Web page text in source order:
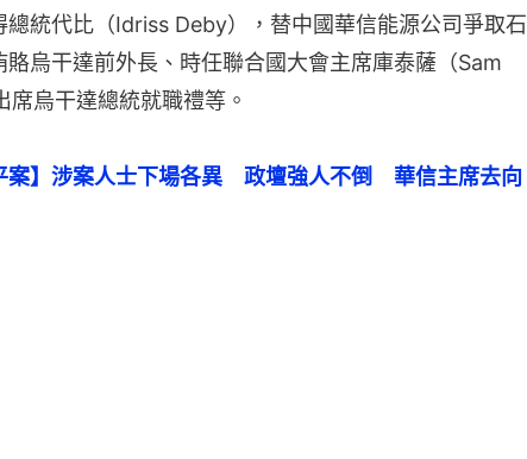
總統代比（Idriss Deby），替中國華信能源公司爭取石
賂烏干達前外長、時任聯合國大會主席庫泰薩（Sam
席烏干達總統就職禮等。
案】涉案人士下場各異　政壇強人不倒　華信主席去向